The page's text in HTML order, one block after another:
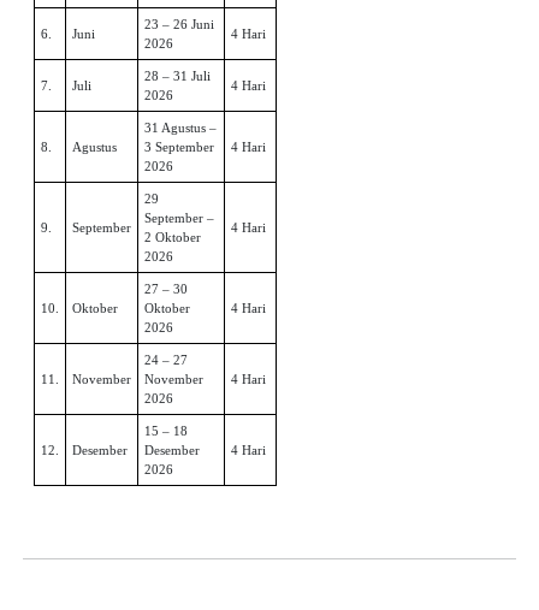
6. Juni
23 – 26 Juni
2026
4 Hari
7. Juli
28 – 31 Juli
2026
4 Hari
8. Agustus
31 Agustus –
3 September
2026
4 Hari
9. September
29
September –
2 Oktober
2026
4 Hari
10. Oktober
27 – 30
Oktober
2026
4 Hari
11. November
24 – 27
November
2026
4 Hari
12. Desember
15 – 18
Desember
2026
4 Hari